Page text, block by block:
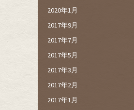
2020年1月
2017年9月
2017年7月
2017年5月
2017年3月
2017年2月
2017年1月